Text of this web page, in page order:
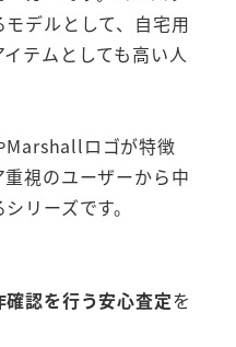
デルとして、自宅用
テムとしても高い人
Marshallロゴが特徴
視のユーザーから中
リーズです。
認を行う安心査定を